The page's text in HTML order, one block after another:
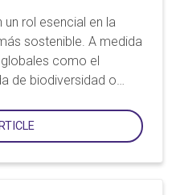
rol esencial en la
sostenible. A medida
como el
de biodiversidad o…